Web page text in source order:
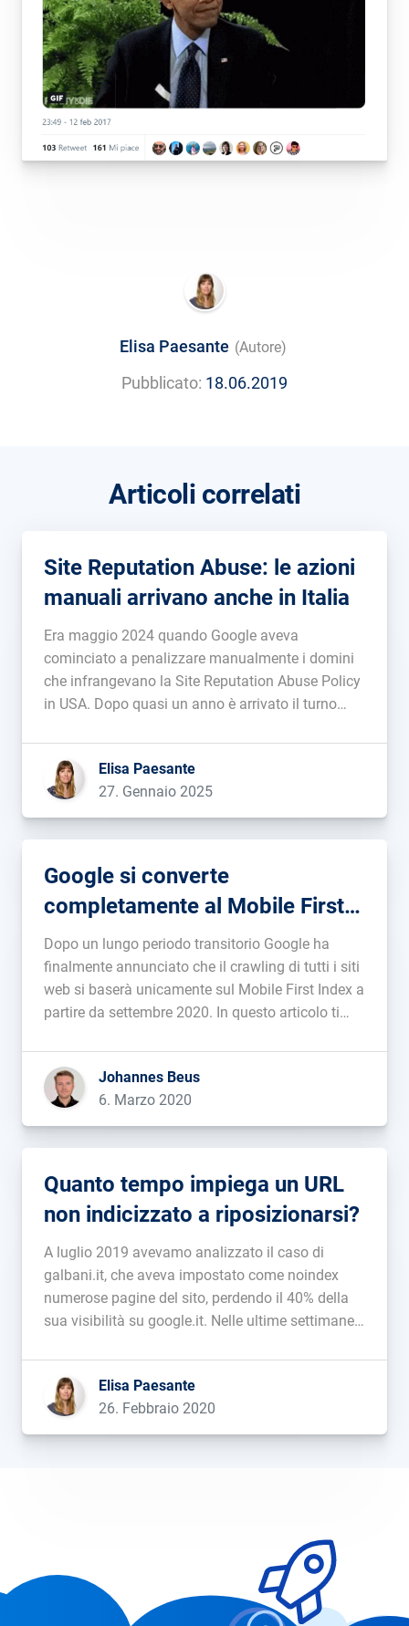
Elisa Paesante (Autore)
Pubblicato: 18.06.2019
Articoli correlati
Site Reputation Abuse: le azioni
manuali arrivano anche in Italia
Era maggio 2024 quando Google aveva
cominciato a penalizzare manualmente i domini
che infrangevano la Site Reputation Abuse Policy
in USA. Dopo quasi un anno è arrivato il turno
assistito ai primi cambiamenti. A marzo torniamo
a parlare della vicenda con alcune […]...
Elisa Paesante
27. Gennaio 2025
Google si converte
completamente al Mobile First
Index
Dopo un lungo periodo transitorio Google ha
finalmente annunciato che il crawling di tutti i siti
web si baserà unicamente sul Mobile First Index a
partire da settembre 2020. In questo articolo ti
particolare attenzione....
Johannes Beus
6. Marzo 2020
Quanto tempo impiega un URL
non indicizzato a riposizionarsi?
A luglio 2019 avevamo analizzato il caso di
galbani.it, che aveva impostato come noindex
numerose pagine del sito, perdendo il 40% della
sua visibilità su google.it. Nelle ultime settimane
sono tornati nell’indice di Google e il sito è volato
alle stelle. […]...Elisa Paesante
26. Febbraio 2020